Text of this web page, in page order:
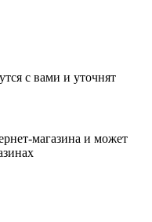
с вами и уточнят
магазина и может